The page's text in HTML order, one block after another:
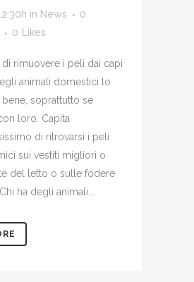
in News
0
0 Likes
di rimuovere i peli dai capi
animali domestici lo
soprattutto se
loro. Capita
di ritrovarsi i peli
sui vestiti migliori o
del letto o sulle fodere
ha degli animali...